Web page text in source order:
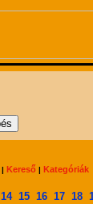
| Kereső | Kategóriák
14 15 16 17 18